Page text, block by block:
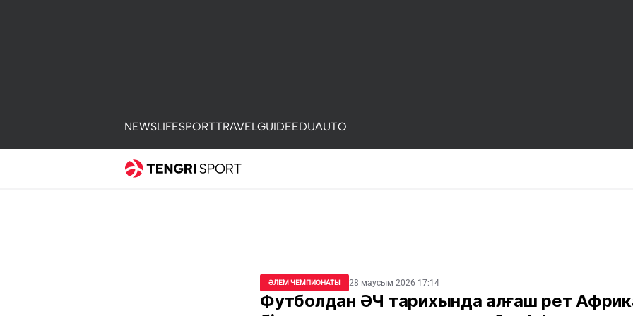
NEWSLIFESPORTTRAVELGUIDEEDUAUTO
ӘЛЕМ ЧЕМПИОНАТЫ 28 маусым 2026 17:14
Футболдан ӘЧ тарихында алғаш рет